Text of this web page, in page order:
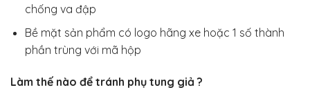
chống va đập
Bề mặt sản phẩm có logo hãng xe hoặc 1 số thành
phần trùng với mã hộp
Làm thế nào để tránh phụ tung giả ?